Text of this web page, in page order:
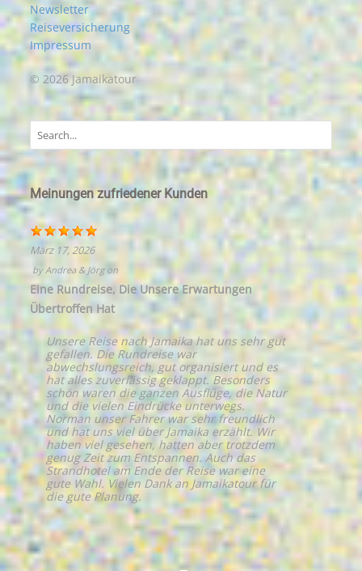
Newsletter
Reiseversicherung
Impressum
© 2026 Jamaikatour
Meinungen zufriedener Kunden
März 17, 2026
by Andrea & Jörgon
Eine Rundreise, Die Unsere Erwartungen
Übertroffen Hat
Unsere Reise nach Jamaika hat uns sehr gut
gefallen. Die Rundreise war
abwechslungsreich, gut organisiert und es
hat alles zuverlässig geklappt. Besonders
schön waren die ganzen Ausflüge, die Natur
und die vielen Eindrücke unterwegs.
Norman unser Fahrer war sehr freundlich
und hat uns viel über Jamaika erzählt. Wir
haben viel gesehen, hatten aber trotzdem
genug Zeit zum Entspannen. Auch das
Strandhotel am Ende der Reise war eine
gute Wahl. Vielen Dank an Jamaikatour für
die gute Planung.